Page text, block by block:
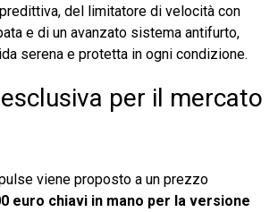
del limitatore di velocità con
e di un avanzato sistema antifurto,
serena e protetta in ogni condizione.
per il mercato
viene proposto a un prezzo
euro chiavi in mano per la versione